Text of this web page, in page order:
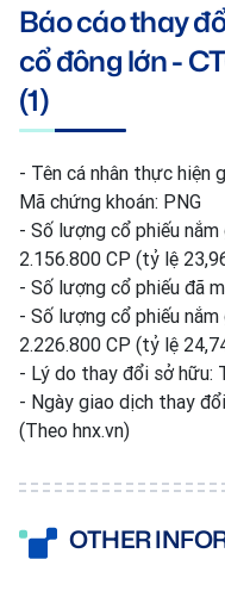
Báo cáo thay
cổ đông lớn -
(1)
- Tên cá nhân thực hiện
Mã chứng khoán: PNG
- Số lượng cổ phiếu
2.156.800 CP (tỷ lệ
- Số lượng cổ phiếu đã
- Số lượng cổ phiếu
2.226.800 CP (tỷ lệ
- Lý do thay đổi sở hữu:
- Ngày giao dịch thay
(Theo hnx.vn)
OTHER